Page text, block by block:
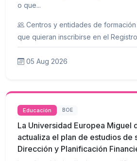
o que...
Centros y entidades de
que quieran inscribirse en el
05 Aug 2026
Educación BOE
La Universidad Europea Miguel
actualiza el plan de estudios de
Dirección y Planificación